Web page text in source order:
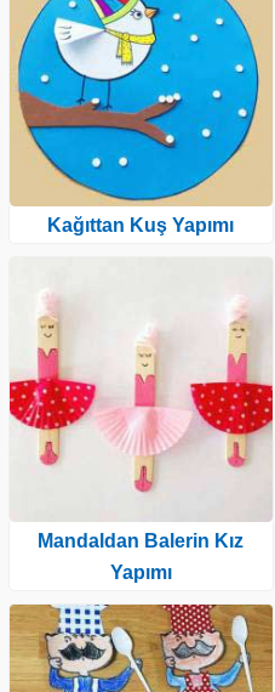
Kağıttan Kuş Yapımı
Mandaldan Balerin Kız
Yapımı